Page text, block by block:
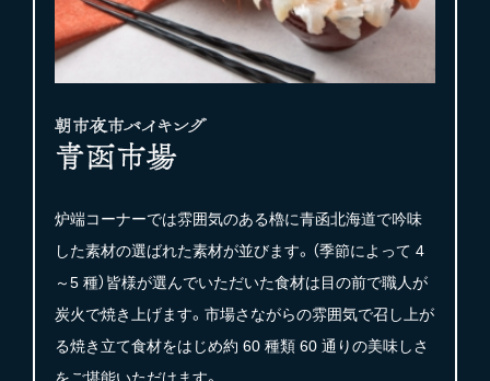
炉端コーナーでは雰囲気のある櫓に青函北海道で吟味
した素材の選ばれた素材が並びます。（季節によって 4
～5 種）皆様が選んでいただいた食材は目の前で職人が
炭火で焼き上げます。市場さながらの雰囲気で召し上が
る焼き立て食材をはじめ約 60 種類 60 通りの美味しさ